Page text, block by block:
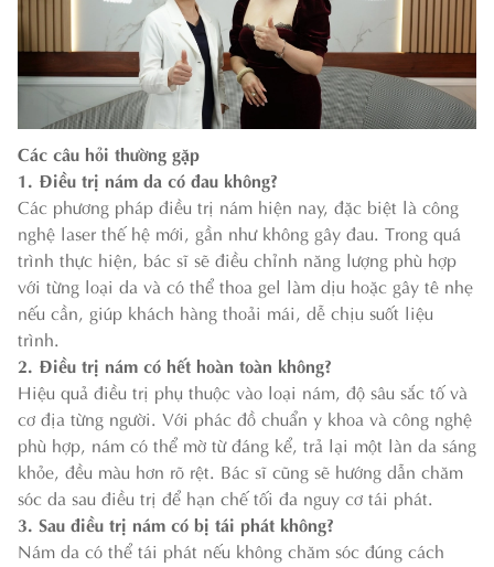
Các câu hỏi thường gặp
1. Điều trị nám da có đau không?
Các phương pháp điều trị nám hiện nay, đặc biệt là công
nghệ laser thế hệ mới, gần như không gây đau. Trong quá
trình thực hiện, bác sĩ sẽ điều chỉnh năng lượng phù hợp
với từng loại da và có thể thoa gel làm dịu hoặc gây tê nhẹ
nếu cần, giúp khách hàng thoải mái, dễ chịu suốt liệu
trình.
2. Điều trị nám có hết hoàn toàn không?
Hiệu quả điều trị phụ thuộc vào loại nám, độ sâu sắc tố và
cơ địa từng người. Với phác đồ chuẩn y khoa và công nghệ
phù hợp, nám có thể mờ từ đáng kể, trả lại một làn da sáng
khỏe, đều màu hơn rõ rệt. Bác sĩ cũng sẽ hướng dẫn chăm
sóc da sau điều trị để hạn chế tối đa nguy cơ tái phát.
3. Sau điều trị nám có bị tái phát không?
Nám da có thể tái phát nếu không chăm sóc đúng cách